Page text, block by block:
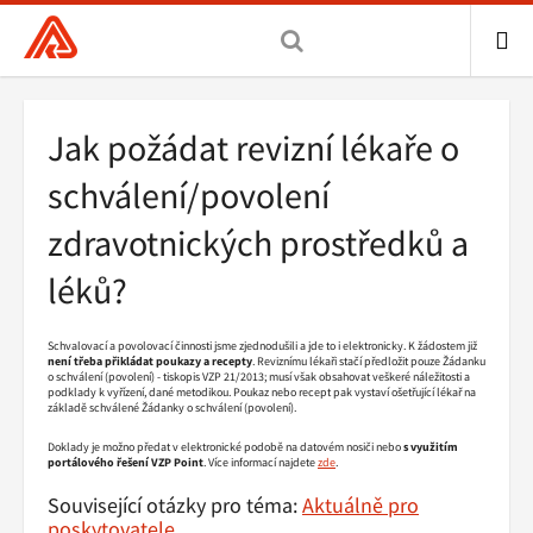
Všeobecná
zdravotní
hlavní
stránka
Drobečková
navigace
Jak požádat revizní lékaře o
schválení/povolení
zdravotnických prostředků a
léků?
Schvalovací a povolovací činnosti jsme zjednodušili a jde to i elektronicky. K žádostem již
není třeba přikládat poukazy a recepty. Reviznímu lékaři stačí předložit pouze Žádanku
o schválení (povolení) - tiskopis VZP 21/2013; musí však obsahovat veškeré náležitosti a
podklady k vyřízení, dané metodikou. Poukaz nebo recept pak vystaví ošetřující lékař na
základě schválené Žádanky o schválení (povolení).
Doklady je možno předat v elektronické podobě na datovém nosiči nebos využitím
portálového řešení VZP Point. Více informací najdetezde.
Související otázky pro téma:Aktuálně pro